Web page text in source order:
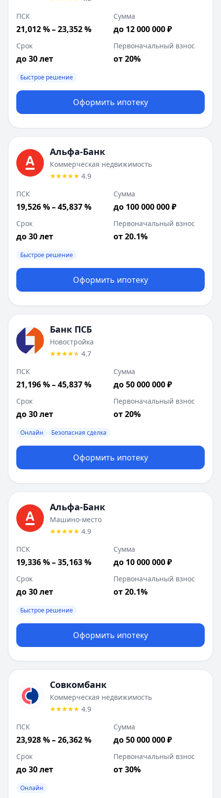
ПСК
21,012 % – 23,352 %
Сумма
до 12 000 000 ₽
Срок
до 30 лет
Первоначальный взнос
от 20%
Быстрое решение
Оформить ипотеку
Альфа-Банк
Коммерческая недвижимость
4.9
ПСК
19,526 % – 45,837 %
Сумма
до 100 000 000 ₽
Срок
до 30 лет
Первоначальный взнос
от 20.1%
Быстрое решение
Оформить ипотеку
Банк ПСБ
Новостройка
4.7
ПСК
21,196 % – 45,837 %
Сумма
до 50 000 000 ₽
Срок
до 30 лет
Первоначальный взнос
от 20%
Онлайн Безопасная сделка
Оформить ипотеку
Альфа-Банк
Машино-место
4.9
ПСК
19,336 % – 35,163 %
Сумма
до 10 000 000 ₽
Срок
до 30 лет
Первоначальный взнос
от 20.1%
Быстрое решение
Оформить ипотеку
Совкомбанк
Коммерческая недвижимость
4.9
ПСК
23,928 % – 26,362 %
Сумма
до 50 000 000 ₽
Срок
до 30 лет
Первоначальный взнос
от 30%
Онлайн